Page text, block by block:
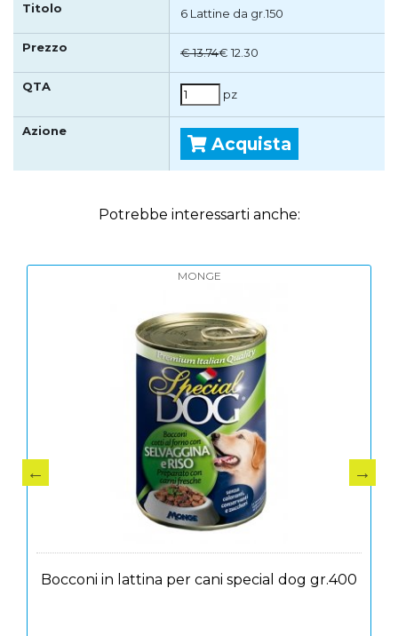
6 Lattine da gr.150
€ 13.74€ 12.30
pz
Acquista
Potrebbe interessarti anche:
MONGE
Bocconi in lattina per cani special dog gr.400